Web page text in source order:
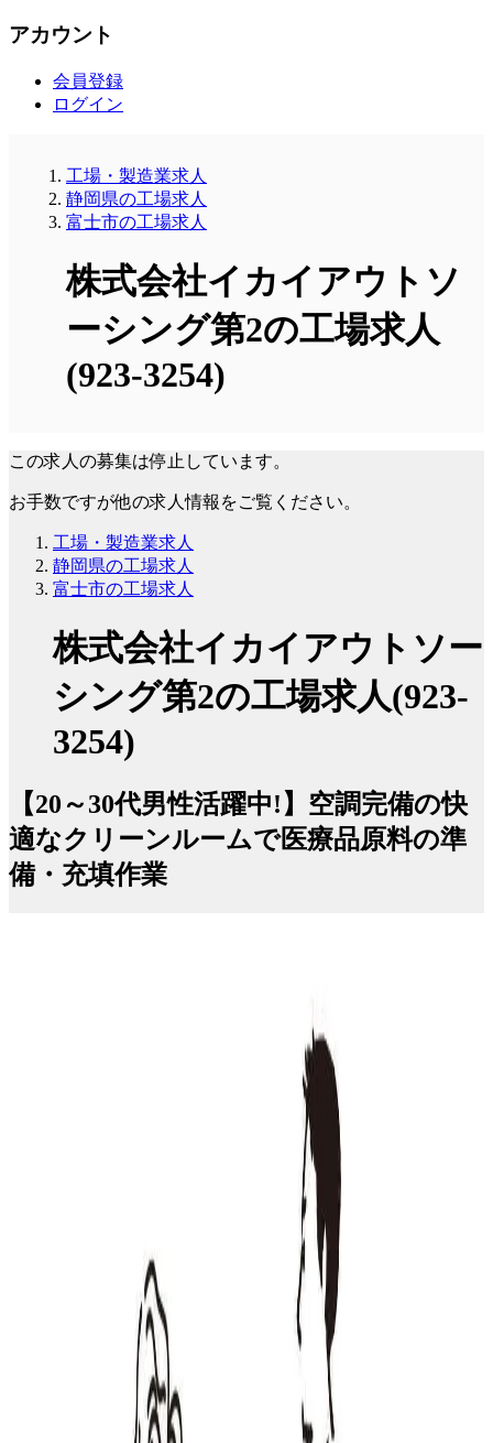
アカウント
会員登録
ログイン
工場・製造業求人
静岡県の工場求人
富士市の工場求人
株式会社イカイアウトソ
ーシング第2の工場求人
(923-3254)
この求人の募集は停止しています。
お手数ですが他の求人情報をご覧ください。
工場・製造業求人
静岡県の工場求人
富士市の工場求人
株式会社イカイアウトソー
シング第2の工場求人(923-
3254)
【20～30代男性活躍中!】空調完備の快
適なクリーンルームで医療品原料の準
備・充填作業